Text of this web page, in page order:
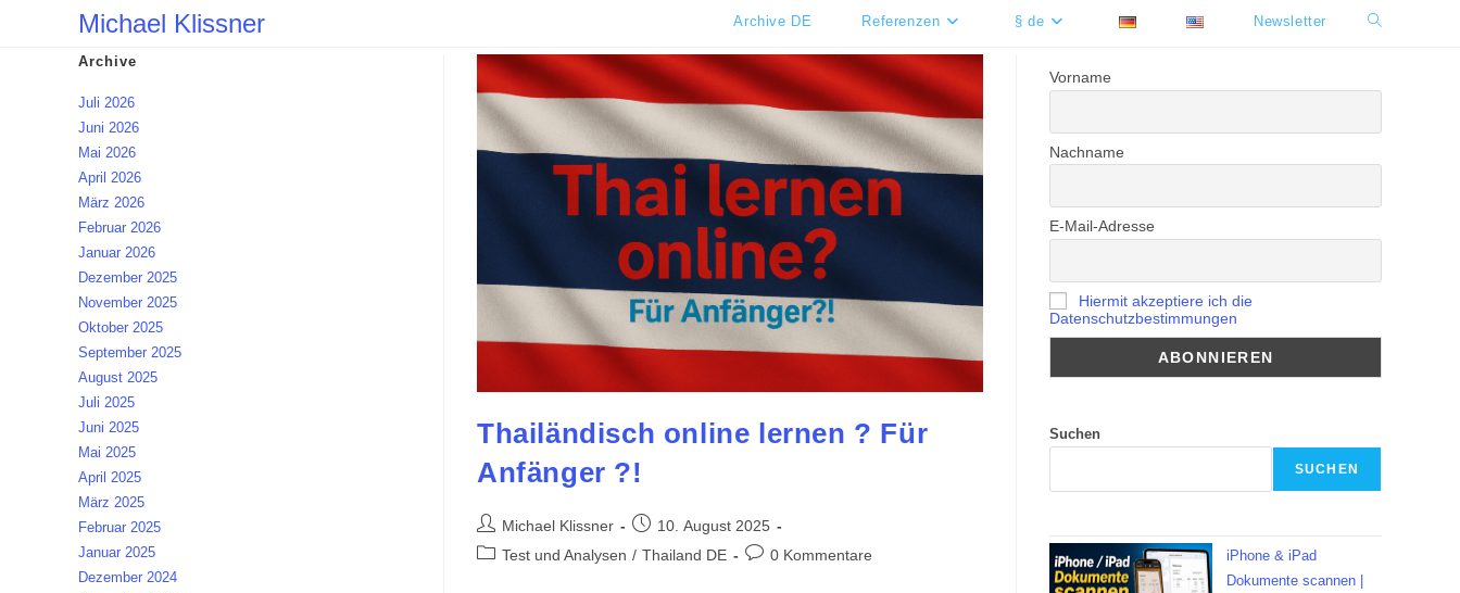
Michael Klissner Archive DE Referenzen § de Newsletter Website-
Thailändisch online lernen ? Für
Anfänger ?!
Beitrags-
Autor:
Michael Klissner
Beitrag
veröffentlicht:
10. August 2025
Beitrags-
Test und Analysen / Thailand DE
Beitrags-
0 Kommentare
Archive
Juli 2026
Juni 2026
Mai 2026
April 2026
März 2026
Februar 2026
Januar 2026
Dezember 2025
November 2025
Oktober 2025
September 2025
August 2025
Juli 2025
Juni 2025
Mai 2025
April 2025
März 2025
Februar 2025
Januar 2025
Dezember 2024
Vorname
Nachname
E-Mail-Adresse
Hiermit akzeptiere ich die
Datenschutzbestimmungen
Suchen
SUCHEN
iPhone & iPad
Dokumente scannen |